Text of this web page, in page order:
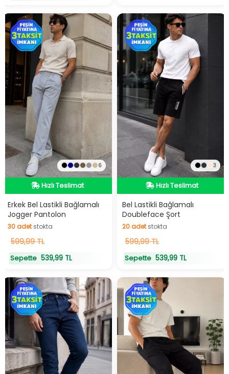
6
Hızlı Teslimat
Hızlı Teslimat
Erkek Bel Lastikli Bağlamalı
Jogger Pantolon
30adetstokta
30adetstokta
599,99 TL
Sepette 539,99 TL
3
Hızlı Teslimat
Hızlı Teslimat
Bel Lastikli Bağlamalı
Doubleface Şort
20adetstokta
20adetstokta
599,99 TL
Sepette 539,99 TL